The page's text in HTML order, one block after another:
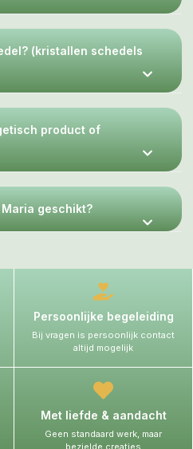
(kristallen schedels
product of
geschikt?
Persoonlijke begeleiding
Bij vragen is persoonlijk contact
altijd mogelijk
Met liefde & aandacht
Geen standaard werk, maar
bezielde creaties